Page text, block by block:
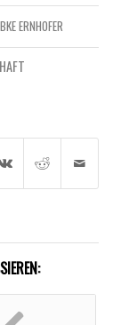
ERNHOFER